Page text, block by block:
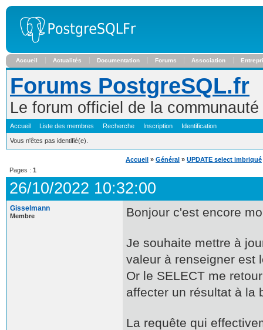
Accueil Actualités Documentation Forums Association
Forums PostgreSQL.fr
Le forum officiel de la
Accueil Liste des membres Recherche Inscription Identification
Vous n'êtes pas identifié(e).
Accueil » Général » UPDATE select imbriqué
Pages : 1
26/10/2022 10:32:00
Gisselmann
Membre Bonjour c'est encore
Je souhaite mettre à
valeur à renseigner est
Or le SELECT me
affecter un résultat à la
La requête qui